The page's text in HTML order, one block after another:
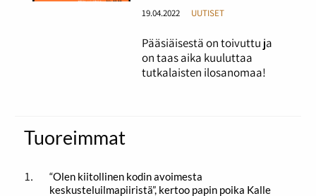
19.04.2022 UUTISET
Pääsiäisestä on toivuttu ja
on taas aika kuuluttaa
tutkalaisten ilosanomaa!
Tuoreimmat
“Olen kiitollinen kodin avoimesta
keskusteluilmapiiristä”, kertoo papin poika Kalle